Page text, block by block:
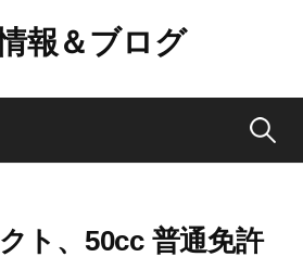
報＆ブログ
検
ト、50cc 普通免許